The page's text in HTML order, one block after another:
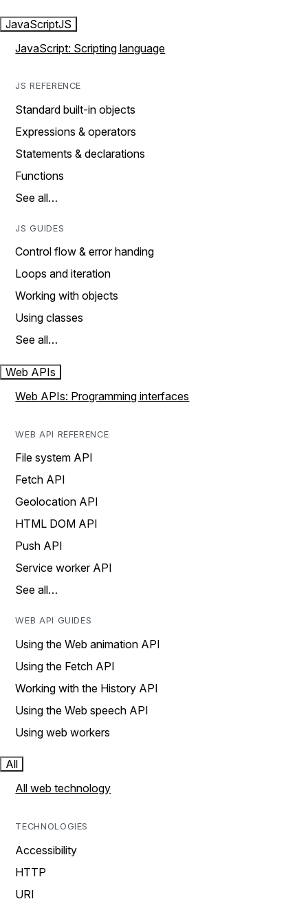
JavaScriptJS
JavaScript: Scripting language
JS REFERENCE
Standard built-in objects
Expressions & operators
Statements & declarations
Functions
See all…
JS GUIDES
Control flow & error handing
Loops and iteration
Working with objects
Using classes
See all…
Web APIs
Web APIs: Programming interfaces
WEB API REFERENCE
File system API
Fetch API
Geolocation API
HTML DOM API
Push API
Service worker API
See all…
WEB API GUIDES
Using the Web animation API
Using the Fetch API
Working with the History API
Using the Web speech API
Using web workers
All
All web technology
TECHNOLOGIES
Accessibility
HTTP
URI